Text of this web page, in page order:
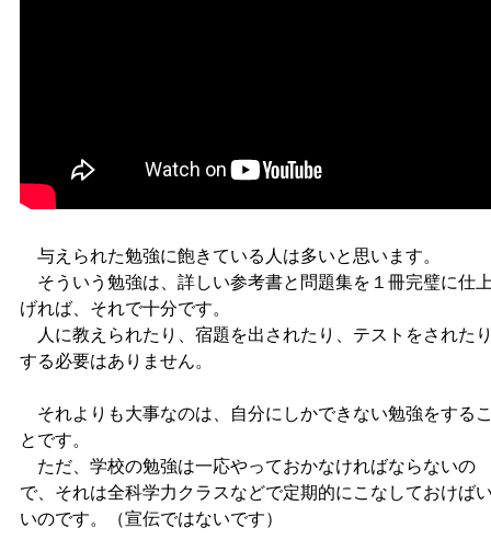
与えられた勉強に飽きている人は多いと思います。
そういう勉強は、詳しい参考書と問題集を１冊完璧に仕
げれば、それで十分です。
人に教えられたり、宿題を出されたり、テストをされた
する必要はありません。
それよりも大事なのは、自分にしかできない勉強をする
とです。
ただ、学校の勉強は一応やっておかなければならないの
で、それは全科学力クラスなどで定期的にこなしておけば
いのです。（宣伝ではないです）